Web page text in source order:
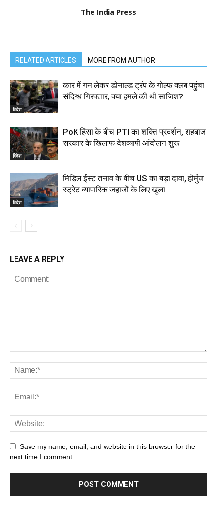
The India Press
RELATED ARTICLES MORE FROM AUTHOR
विदेश
कार में गन लेकर डोनाल्ड ट्रंप के गोल्फ क्लब पहुंचा
संदिग्ध गिरफ्तार, क्या हमले की थी साजिश?
विदेश
PoK हिंसा के बीच PTI का शक्ति प्रदर्शन, शहबाज
सरकार के खिलाफ देशव्यापी आंदोलन शुरू
विदेश
मिडिल ईस्ट तनाव के बीच US का बड़ा दावा, होर्मुज
स्ट्रेट व्यापारिक जहाजों के लिए खुला
LEAVE A REPLY
Save my name, email, and website in this browser for the
next time I comment.